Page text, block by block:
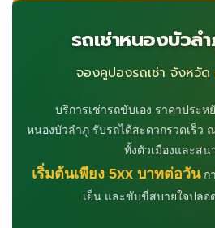
รถเช่าหนองบัวล
จองคูปองรถเช่า จังหวัด
บริการเช่ารถขับเอง ราคาประ
หนองบัวลำภู รับรถได้สะดวกรวดเร็ว
ทั้งตัวเมืองและส
เริ่มต้นเพียง 5xx บาทต่อวันก
เย็น และขับขี่สบายใจปลอ